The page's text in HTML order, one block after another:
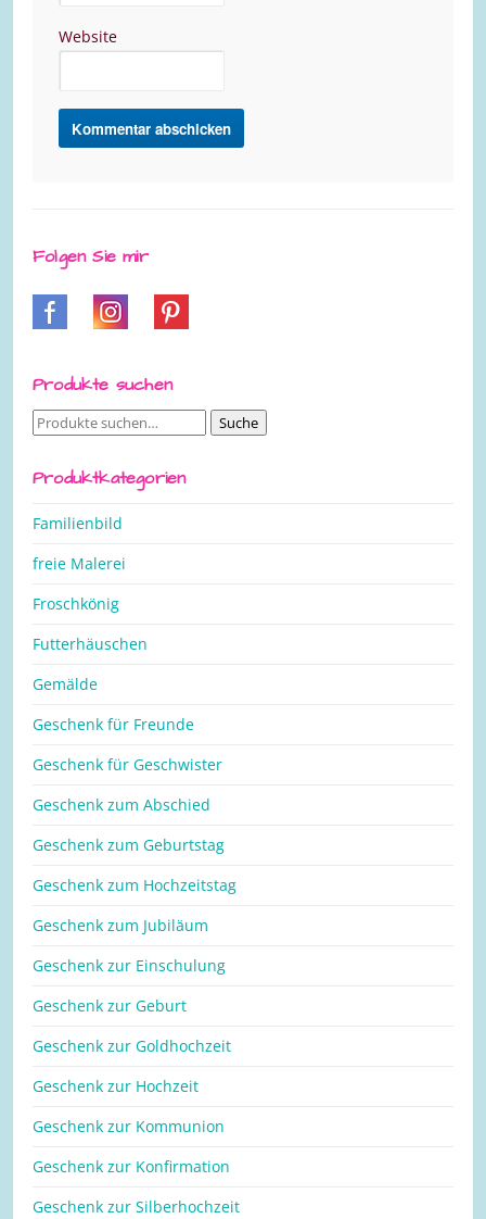
Website
Folgen Sie mir
Produkte suchen
Suche
Suche
Produktkategorien
Familienbild
freie Malerei
Froschkönig
Futterhäuschen
Gemälde
Geschenk für Freunde
Geschenk für Geschwister
Geschenk zum Abschied
Geschenk zum Geburtstag
Geschenk zum Hochzeitstag
Geschenk zum Jubiläum
Geschenk zur Einschulung
Geschenk zur Geburt
Geschenk zur Goldhochzeit
Geschenk zur Hochzeit
Geschenk zur Kommunion
Geschenk zur Konfirmation
Geschenk zur Silberhochzeit